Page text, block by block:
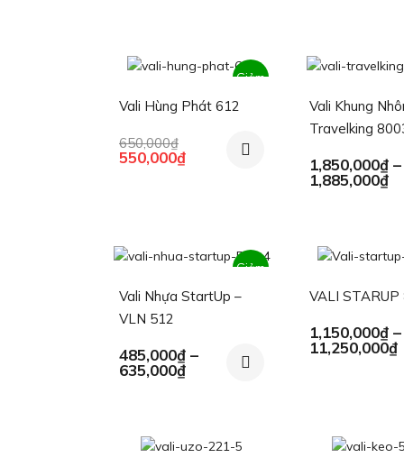
Giảm
Vali Hùng Phát 612
650,000₫
Giá
550,000₫Giá
Vali Khung
Travelking
1,850,000₫ –
1,885,000₫
Giảm
Vali Nhựa StartUp –
VLN 512
485,000₫ –
635,000₫Khoảng
635,000₫
VALI STARUP
1,150,000₫ –
11,250,000₫